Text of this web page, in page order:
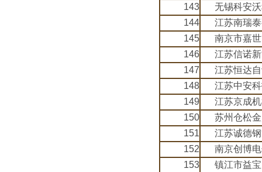
143
无锡科安
144
江苏南瑞
145
南京市嘉
146
江苏信诺
147
江苏恒达
148
江苏中安
149
江苏京成
150
苏州仓松
151
江苏诚德
152
南京创博
153
镇江市益